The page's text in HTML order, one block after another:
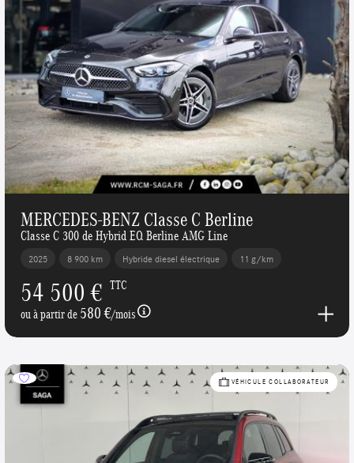
MERCEDES-BENZ Classe C Berline
Classe C 300 de Hybrid EQ Berline AMG Line
2025 8 900 km Hybride diesel électrique 11 g/km
54 500 € TTC
ou à partir de580 €/mois
VÉHICULE COLLABORATEUR